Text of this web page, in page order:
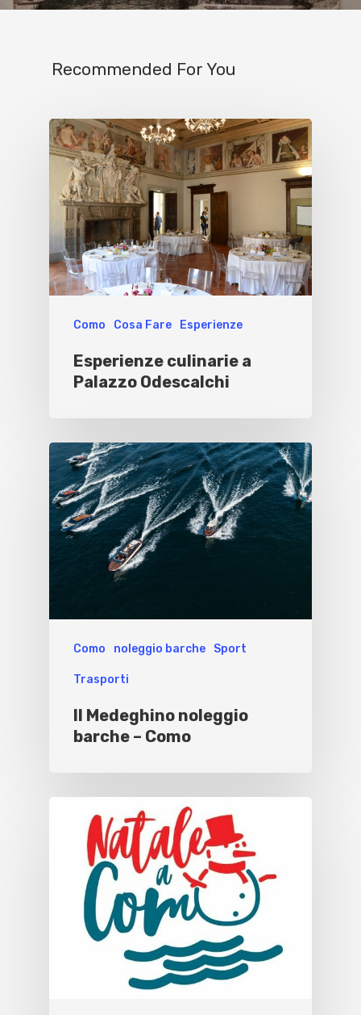
Recommended For You
Como Cosa Fare Esperienze
Esperienze culinarie a
Palazzo Odescalchi
Como noleggio barche Sport
Trasporti
Il Medeghino noleggio
barche – Como